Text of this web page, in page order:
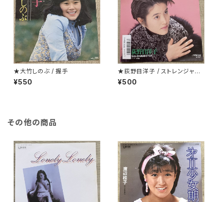
★大竹しのぶ / 握手
¥550
★荻野目洋子 / ストレンジャーt
onight
¥500
その他の商品